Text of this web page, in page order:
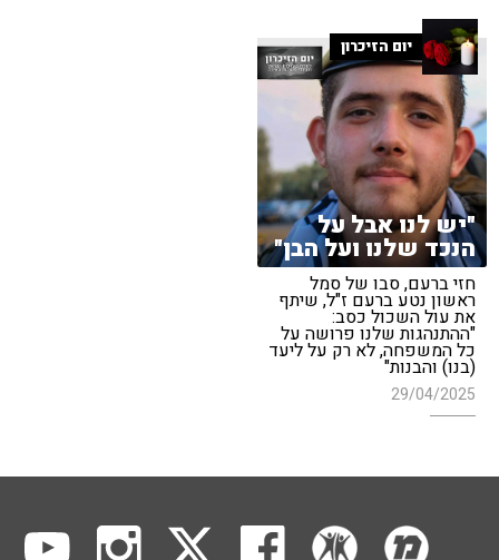
יום הזיכרון
"יש לנו אבל על
הנכד שלנו ועל הבן"
חזי ברעם, סבו של סמל
ראשון נטע ברעם ז"ל, שיתף
את עול השכול כסב:
"ההתנהגות שלנו פרושה על
כל המשפחה, לא רק על ליעד
(בנו) והבנות"
29/04/2025